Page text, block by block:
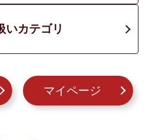
いカテゴリ
マイページ